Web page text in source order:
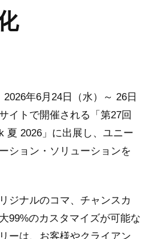
年6月24日（水）～ 26日
イトで開催される「第27回
夏 2026」に出展し、ユニー
ション・ソリューションを
ジナルのコマ、チャンスカ
99%のカスタマイズが可能な
ーは、お客様やクライアン